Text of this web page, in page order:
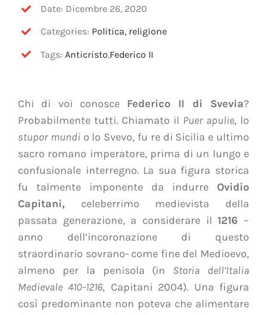
Date: Dicembre 26, 2020
Categories: Politica, religione
Tags: Anticristo,Federico II
Chi di voi conosce Federico II di Svevia?
Probabilmente tutti. Chiamato il Puer apulie, lo
stupor mundio lo Svevo, fu re di Sicilia e ultimo
sacro romano imperatore, prima di un lungo e
confusionale interregno. La sua figura storica
fu talmente imponente da indurre Ovidio
Capitani, celeberrimo medievista della
passata generazione, a considerare il1216 –
anno dell’incoronazione di questo
straordinario sovrano- come fine del Medioevo,
almeno per la penisola (in Storia dell’Italia
Medievale 410-1216, Capitani 2004). Una figura
così predominante non poteva che alimentare